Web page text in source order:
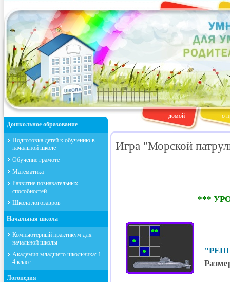
домой
о
Дошкольное образование
Подготовка детей к обучению в
начальной школе
Обучение грамоте
Математика
Развитие познавательных
способностей
Школа логозавров
Начальная школа
Компьютерный практикум для
начальной школы
Академия младшего школьника: 1-
4 класс
Логопедия
Игра "Морской
***